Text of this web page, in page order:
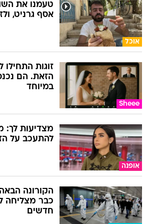
אוכל
טעמנו את
אסף גרניט,
Sheee
זוגות
הזאת. הם
במיוחד
אופנה
מצדיעות לך:
להתעכב על
הקורונה
כבר מצליחה
חדשים